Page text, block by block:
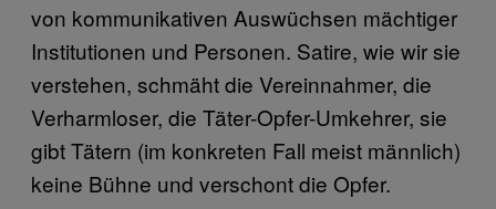
von kommunikativen Auswüchsen mächtiger
Institutionen und Personen. Satire, wie wir sie
verstehen, schmäht die Vereinnahmer, die
Verharmloser, die Täter-Opfer-Umkehrer, sie
gibt Tätern (im konkreten Fall meist männlich)
keine Bühne und verschont die Opfer.